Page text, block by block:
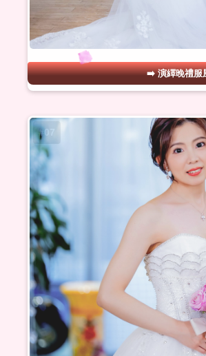
演繹晚禮服
#07